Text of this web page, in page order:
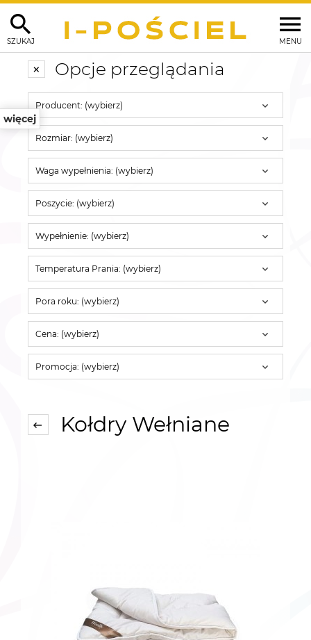
MENU
SZUKAJ
więcej
Opcje przeglądania
Producent: (wybierz)
Rozmiar: (wybierz)
Waga wypełnienia: (wybierz)
Poszycie: (wybierz)
Wypełnienie: (wybierz)
Temperatura Prania: (wybierz)
Pora roku: (wybierz)
Cena: (wybierz)
Promocja: (wybierz)
Kołdry Wełniane